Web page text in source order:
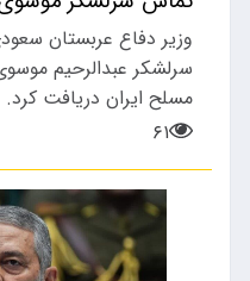
وزیر دفاع عربستان
سرلشکر عبدالرحیم
مسلح ایران دریافت کرد.
۶۱